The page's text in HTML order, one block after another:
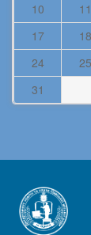
10
11
17
18
24
25
31